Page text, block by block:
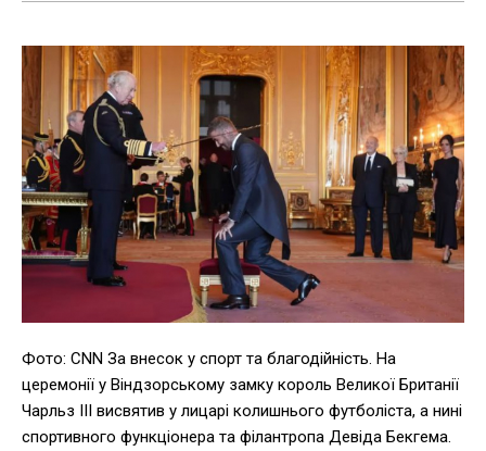
Фото: CNN За внесок у спорт та благодійність. На
церемонії у Віндзорському замку король Великої Британії
Чарльз ІІІ висвятив у лицарі колишнього футболіста, а нині
спортивного функціонера та філантропа Девіда Бекгема.